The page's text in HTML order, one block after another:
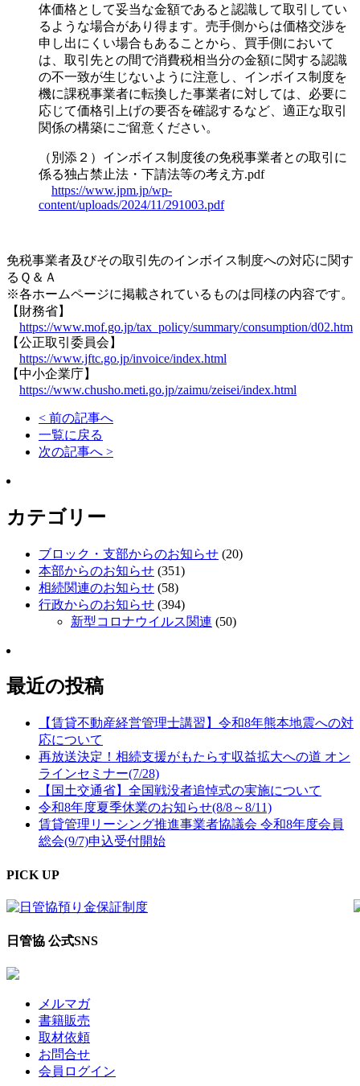
体価格として妥当な金額であると認識して取引してい
るような場合があり得ます。売手側からは価格交渉を
申し出にくい場合もあることから、買手側において
は、取引先との間で消費税相当分の金額に関する認識
の不一致が生じないように注意し、インボイス制度を
機に課税事業者に転換した事業者に対しては、必要に
応じて価格引上げの要否を確認するなど、適正な取引
関係の構築にご留意ください。
（別添２）インボイス制度後の免税事業者との取引に
係る独占禁止法・下請法等の考え方.pdf
https://www.jpm.jp/wp-
content/uploads/2024/11/291003.pdf
免税事業者及びその取引先のインボイス制度への対応に関す
るＱ＆Ａ
※各ホームページに掲載されているものは同様の内容です。
【財務省】
https://www.mof.go.jp/tax_policy/summary/consumption/d02.htm
【公正取引委員会】
https://www.jftc.go.jp/invoice/index.html
【中小企業庁】
https://www.chusho.meti.go.jp/zaimu/zeisei/index.html
< 前の記事へ
一覧に戻る
次の記事へ >
カテゴリー
ブロック・支部からのお知らせ (20)
本部からのお知らせ (351)
相続関連のお知らせ (58)
行政からのお知らせ (394)
新型コロナウイルス関連 (50)
最近の投稿
【賃貸不動産経営管理士講習】令和8年熊本地震への対
応について
再放送決定！相続支援がもたらす収益拡大への道 オン
ラインセミナー(7/28)
【国土交通省】全国戦没者追悼式の実施について
令和8年度夏季休業のお知らせ(8/8～8/11)
賃貸管理リーシング推進事業者協議会 令和8年度会員
総会(9/7)申込受付開始
PICK UP
日管協 公式SNS
メルマガ
書籍販売
取材依頼
お問合せ
会員ログイン